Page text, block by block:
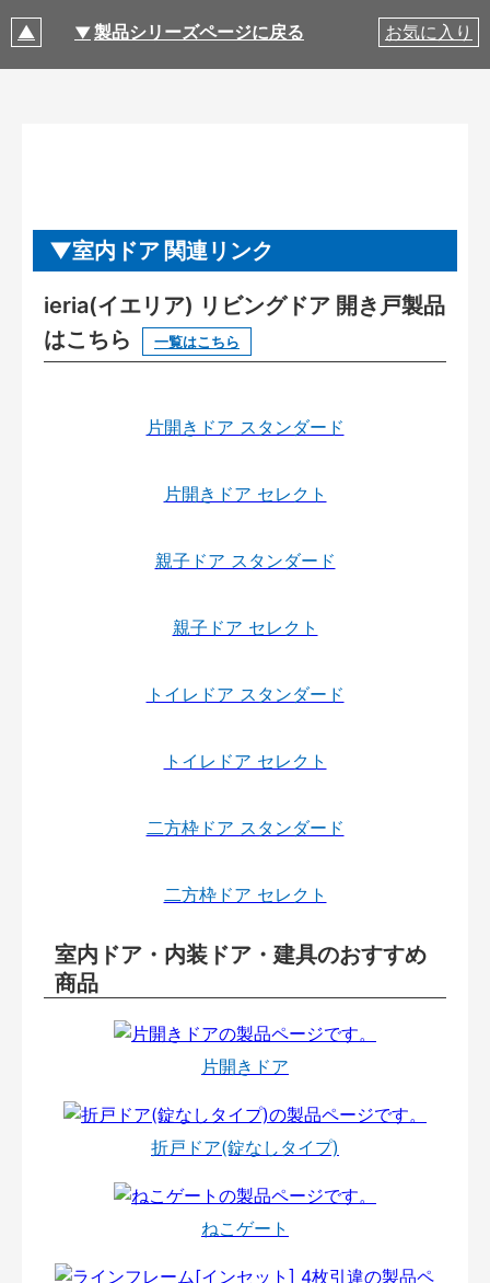
製品シリーズページに戻る お気に入り
室内ドア 関連リンク
ieria(イエリア) リビングドア 開き戸製品
はこちら
一覧はこちら
片開きドア スタンダード
片開きドア セレクト
親子ドア スタンダード
親子ドア セレクト
トイレドア スタンダード
トイレドア セレクト
二方枠ドア スタンダード
二方枠ドア セレクト
室内ドア・内装ドア・建具のおすすめ
商品
片開きドア
折戸ドア(錠なしタイプ)
ねこゲート